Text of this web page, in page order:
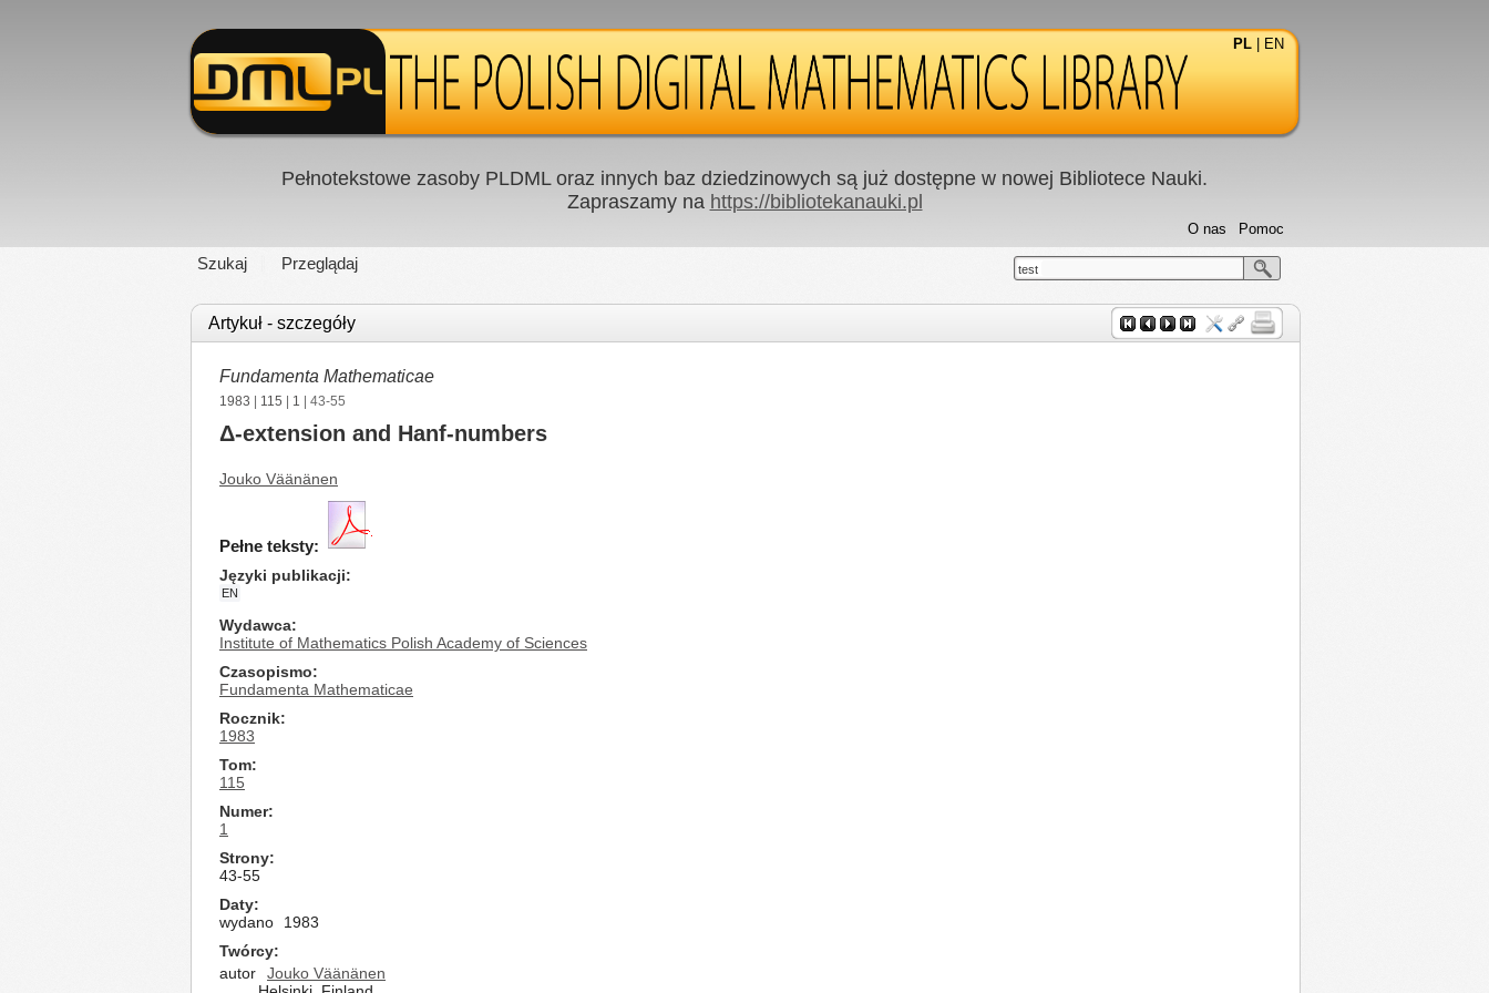
PL EN
Pełnotekstowe zasoby PLDML oraz innych baz dziedzinowych są już dostępne w nowej Bibliotece Nauki.
Zapraszamy na https://bibliotekanauki.pl
Szukaj Przeglądaj
Pomoc
O nas
test
Artykuł - szczegóły
Fundamenta Mathematicae
1983 115 1 | 43-55
Δ-extension and Hanf-numbers
Jouko Väänänen
Pełne teksty:
Języki publikacji
EN
Wydawca
Institute of Mathematics Polish Academy of Sciences
Czasopismo
Fundamenta Mathematicae
Rocznik
1983
Tom
115
Numer
1
Strony
43-55
Daty
wydano
1983
Twórcy
autor
Jouko Väänänen